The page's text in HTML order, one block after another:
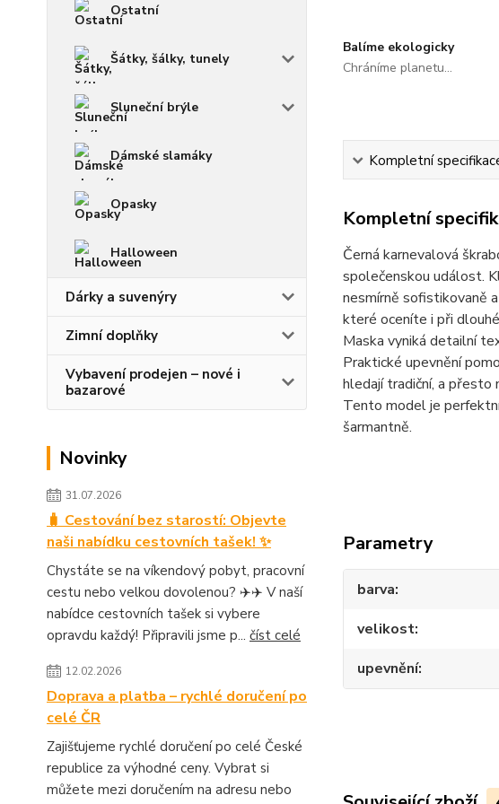
Ostatní
Šátky, šálky, tunely
Sluneční brýle
Dámské slamáky
Opasky
Halloween
Dárky a suvenýry
Zimní doplňky
Vybavení prodejen – nové i
bazarové
Novinky
31.07.2026
🧳 Cestování bez starostí: Objevte
naši nabídku cestovních tašek! ✨
Chystáte se na víkendový pobyt, pracovní
cestu nebo velkou dovolenou? ✈️✈️ V naší
nabídce cestovních tašek si vybere
opravdu každý! Připravili jsme p... číst celé
12.02.2026
Doprava a platba – rychlé doručení po
celé ČR
Zajišťujeme rychlé doručení po celé České
republice za výhodné ceny. Vybrat si
můžete mezi doručením na adresu nebo
Balíme ekologicky
Chráníme planetu...
Kompletní
Kompletní
Černá karnevalová
společenskou událost.
nesmírně sofistikovaně
které oceníte i při
Maska vyniká detailní
Praktické upevnění
hledají tradiční, a přesto
Tento model je
šarmantně.
Parametry
barva
velikost
upevnění